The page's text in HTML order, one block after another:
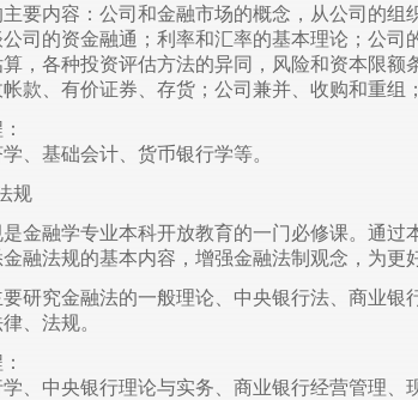
要内容：公司和金融市场的概念，从公司的
司的资金融通；利率和汇率的基本理论；公
，各种投资评估方法的异同，风险和资本限
款、有价证券、存货；公司兼并、收购和重组
、基础会计、货币银行学等。
规
金融学专业本科开放教育的一门必修课。通过
融法规的基本内容，增强金融法制观念，为更
研究金融法的一般理论、中央银行法、商业银
、法规。
、中央银行理论与实务、商业银行经营管理、